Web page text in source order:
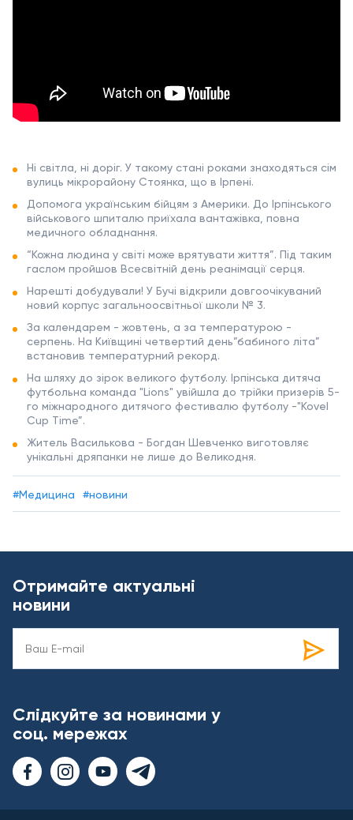
Ні світла, ні доріг. У такому стані роками знаходяться сім
вулиць мікрорайону Стоянка, що в Ірпені.
Допомога українським бійцям з Америки. До Ірпінського
військового шпиталю приїхала вантажівка, повна
медичного обладнання.
“Кожна людина у світі може врятувати життя”. Під таким
гаслом пройшов Всесвітній день реанімації серця.
Нарешті добудували! У Бучі відкрили довгоочікуваний
новий корпус загальноосвітньої школи № 3.
За календарем - жовтень, а за температурою -
серпень. На Київщині четвертий день”бабиного літа”
встановив температурний рекорд.
На шляху до зірок великого футболу. Ірпінська дитяча
футбольна команда "Lions" увійшла до трійки призерів 5-
го міжнародного дитячого фестивалю футболу -"Kovel
Cup Time”.
Житель Василькова - Богдан Шевченко виготовляє
унікальні дряпанки не лише до Великодня.
#Медицина #новини
Отримайте актуальні
новини
Слідкуйте за новинами у
соц. мережах